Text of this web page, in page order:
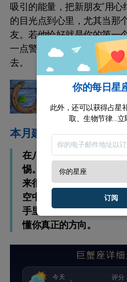
吸引的能量，把新朋友“用心
的目光点到心里，尤其当那
友。若他恰好就是你的第一
一点警觉的节奏，不要一上
去。
星座运势
不要错
本月建议
在八月里，务必要对不
惕。你可能会听到来自职
来很有道理，但别被带
空中楼阁。最稳的做法
手里，针对性说明你的
懂你真正的方向。
巨蟹座详
今天 评分
你的每日星
此外，还可以获得占星
取、生物节律...立
订阅